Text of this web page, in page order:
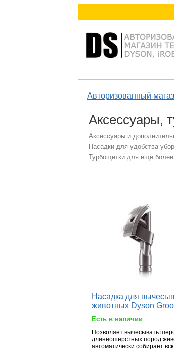
Авторизованный
Аксессуары,
Аксессуары и
Насадки для удобства
Турбощетки для еще
Насадка для
животных Dyson
Есть в наличии
Позволяет вычесывать
длинношерстных пород
автоматически собирает